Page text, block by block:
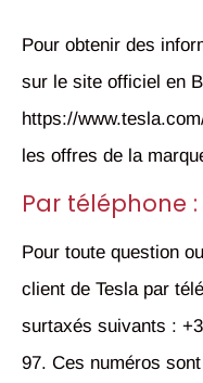
Pour obtenir des
sur le site officiel en
https://
les offres de la
Par téléphone :
Pour toute question
client de Tesla par
surtaxés suivants :
97. Ces numéros